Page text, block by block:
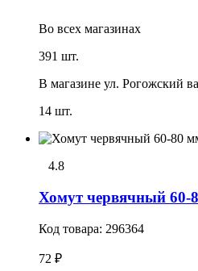
Во всех магазинах
391 шт.
В магазине ул. Рогожский
14 шт.
4.8
Хомут червячный
Код товара: 296364
72 ₽